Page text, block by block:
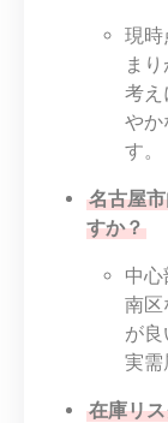
現時
ま
考え
やか
す。
名古屋
すか？
中心
南区
が
実需
在庫リ